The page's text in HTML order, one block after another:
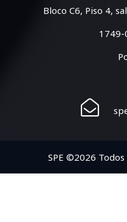
Bloco C6, Piso 4,
SPE ©2026